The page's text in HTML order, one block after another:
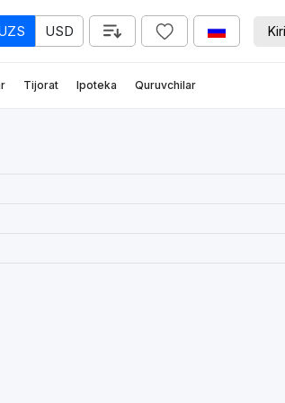
USD
Tijorat Ipoteka Quruvchilar